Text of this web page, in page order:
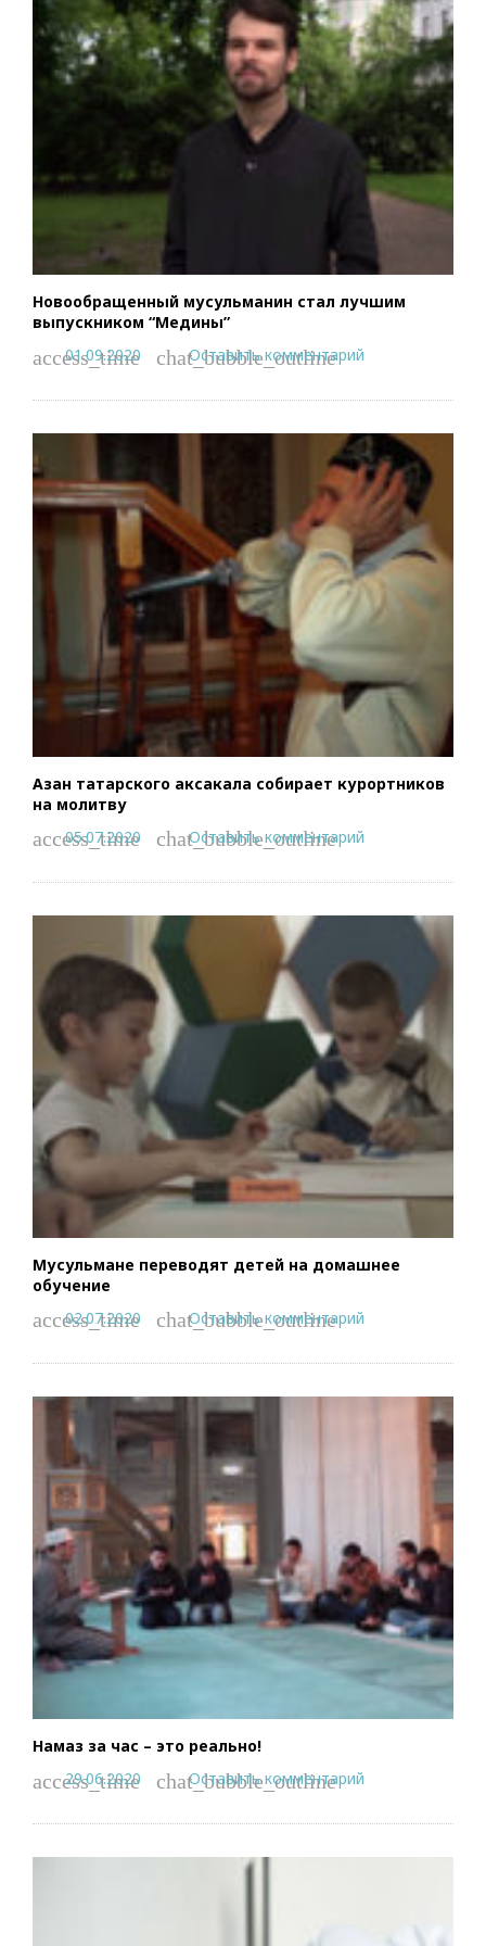
Новообращенный мусульманин стал лучшим
выпускником “Медины”
access_time
01.09.2020 chat_bubble_outline
Оставить комментарий
Азан татарского аксакала собирает курортников
на молитву
access_time
05.07.2020 chat_bubble_outline
Оставить комментарий
Мусульмане переводят детей на домашнее
обучение
access_time
02.07.2020 chat_bubble_outline
Оставить комментарий
Намаз за час – это реально!
access_time
29.06.2020 chat_bubble_outline
Оставить комментарий